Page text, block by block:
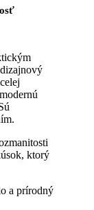
ktorý
a prírodný